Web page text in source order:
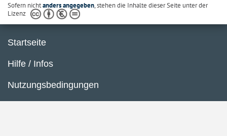
Sofern nichtanders angegeben, stehen die Inhalte dieser Seite unter der
Lizenz
Startseite
Hilfe / Infos
Nutzungsbedingungen